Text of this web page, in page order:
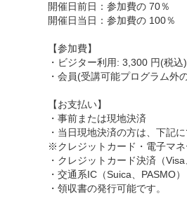
開催日前日：参加費の 70％
開催日当日：参加費の 100％
【参加費】
・ビジター利用: 3,300 円(税込)
・会員(受講可能プログラム外
【お支払い】
・事前または現地決済
・当日現地決済の方は、下記
※クレジットカード・電子マネ
・クレジットカード決済（Visa
・交通系IC（Suica、PASMO）
・領収書の発行可能です。